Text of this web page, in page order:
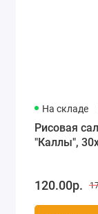
На складе
Рисовая
"Каллы",
120.00р.